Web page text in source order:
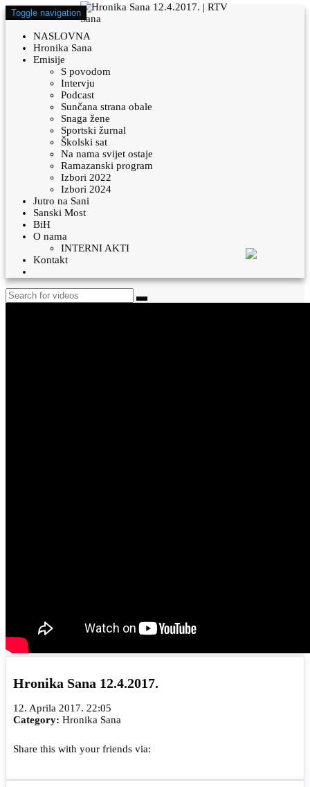
Toggle navigation
NASLOVNA
Hronika Sana
Emisije
S povodom
Intervju
Podcast
Sunčana strana obale
Snaga žene
Sportski žurnal
Školski sat
Na nama svijet ostaje
Ramazanski program
Izbori 2022
Izbori 2024
Jutro na Sani
Sanski Most
BiH
O nama
INTERNI AKTI
Kontakt
Hronika Sana 12.4.2017.
12. Aprila 2017. 22:05
Category: Hronika Sana
Share this with your friends via: